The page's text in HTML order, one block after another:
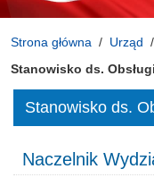
Strona główna Urząd
Stanowisko ds.
Stanowisko ds.
Naczelnik